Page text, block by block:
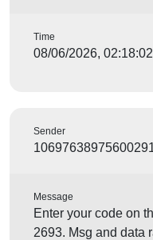
Time
08/06/2026, 02:18:02
Sender
Message
Enter your code on
2693. Msg and data